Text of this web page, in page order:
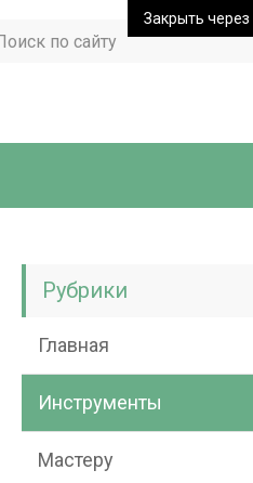
Рубрики
Главная
Инструменты
Мастеру
Закрыть через